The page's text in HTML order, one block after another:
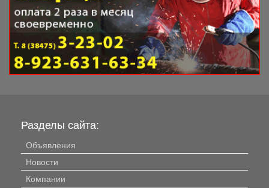
Разделы сайта:
Объявления
Новости
Компании